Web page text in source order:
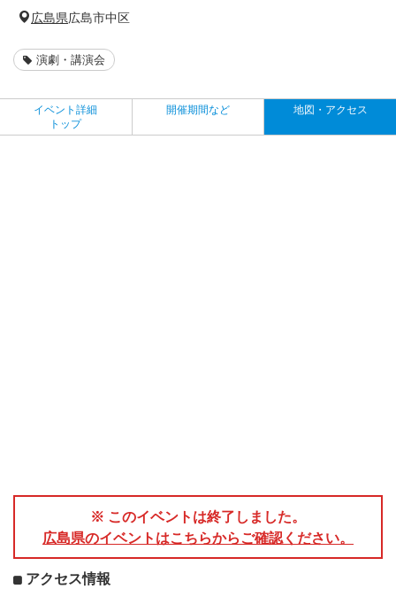
広島県広島市中区
演劇・講演会
イベント詳細
トップ
開催期間など 地図・アクセス
※ このイベントは終了しました。
広島県のイベントはこちらからご確認ください。
アクセス情報